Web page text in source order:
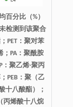
百分比（%）
检测到该聚合
PET：聚对苯
；PA：聚酰胺
：聚乙烯-聚丙
PEB：聚（乙
十八酸酯）；
丙烯酸十八烷